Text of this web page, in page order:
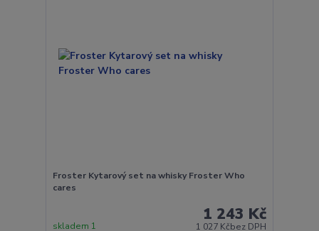
Froster Kytarový set na whisky Froster Who
cares
1 243 Kč
1 027 Kčbez DPH
skladem 1